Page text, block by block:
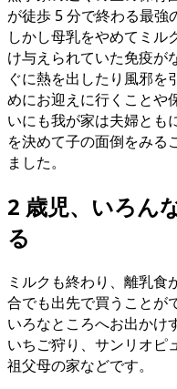
が徒歩 5 分で終わる最強
しかし母乳をやめてミル
け与えられていた免疫が
ぐに熱を出したり風邪を
めにお迎えに行くことや
いにも我が家は夫婦とも
を決めて子の面倒をみる
ました。
2 歳児、いろん
る
ミルクも終わり、離乳
合でも出先で買うことが
いろなところへお出かけ
いちご狩り、サンリオピ
祖父母の家などです。